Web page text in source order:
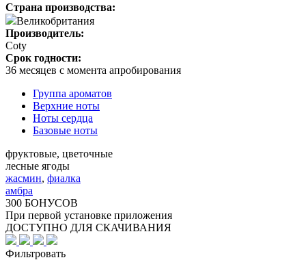
Страна производства:
Великобритания
Производитель:
Coty
Срок годности:
36 месяцев с момента апробирования
Группа ароматов
Верхние ноты
Ноты сердца
Базовые ноты
фруктовые, цветочные
лесные ягоды
жасмин, фиалка
амбра
300 БОНУСОВ
При первой установке приложения
ДОСТУПНО ДЛЯ СКАЧИВАНИЯ
Фильтровать